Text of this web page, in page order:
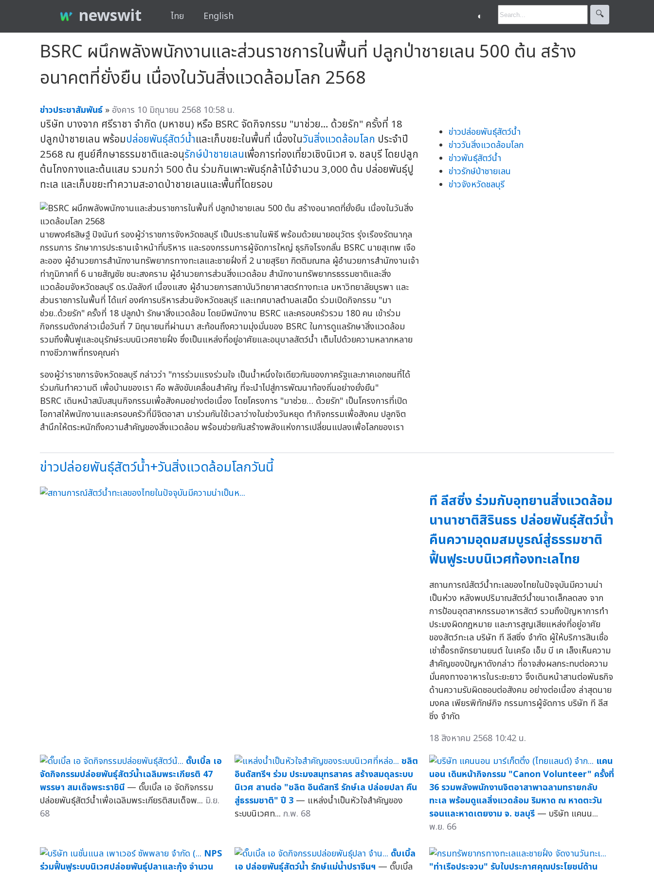
newswit ไทย English ◐ 🔍︎
BSRC ผนึกพลังพนักงานและส่วนราชการในพื้นที่ ปลูกป่าชายเลน 500 ต้น สร้าง
อนาคตที่ยั่งยืน เนื่องในวันสิ่งแวดล้อมโลก 2568
ข่าวประชาสัมพันธ์ » อังคาร 10 มิถุนายน 2568 10:58 น.
บริษัท บางจาก ศรีราชา จำกัด (มหาชน) หรือ BSRC จัดกิจกรรม "มาช่วย… ด้วยรัก" ครั้งที่ 18
ปลูกป่าชายเลน พร้อมปล่อยพันธุ์สัตว์น้ำและเก็บขยะในพื้นที่ เนื่องในวันสิ่งแวดล้อมโลก ประจำปี
2568 ณ ศูนย์ศึกษาธรรมชาติและอนุรักษ์ป่าชายเลนเพื่อการท่องเที่ยวเชิงนิเวศ จ. ชลบุรี โดยปลูก
ต้นโกงกางและต้นแสม รวมกว่า 500 ต้น ร่วมกันเพาะพันธุ์กล้าไม้จำนวน 3,000 ต้น ปล่อยพันธุ์ปู
ทะเล และเก็บขยะทำความสะอาดป่าชายเลนและพื้นที่โดยรอบ
นายพงศ์ธสิษฐ์ ปิจนันท์ รองผู้ว่าราชการจังหวัดชลบุรี เป็นประธานในพิธี พร้อมด้วยนายอนุวัตร รุ่งเรืองรัตนากุล
กรรมการ รักษาการประธานเจ้าหน้าที่บริหาร และรองกรรมการผู้จัดการใหญ่ ธุรกิจโรงกลั่น BSRC นายสุเทพ เจือ
ละออง ผู้อำนวยการสำนักงานทรัพยากรทางทะเลและชายฝั่งที่ 2 นายสุริยา กิตติมณฑล ผู้อำนวยการสำนักงานเจ้า
ท่าภูมิภาคที่ 6 นายสัญชัย ชนะสงคราม ผู้อำนวยการส่วนสิ่งแวดล้อม สำนักงานทรัพยากรธรรมชาติและสิ่ง
แวดล้อมจังหวัดชลบุรี ดร.บัลลังก์ เนื่องแสง ผู้อำนวยการสถาบันวิทยาศาสตร์ทางทะเล มหาวิทยาลัยบูรพา และ
ส่วนราชการในพื้นที่ ได้แก่ องค์การบริหารส่วนจังหวัดชลบุรี และเทศบาลตำบลเสม็ด ร่วมเปิดกิจกรรม "มา
ช่วย..ด้วยรัก" ครั้งที่ 18 ปลูกป่า รักษาสิ่งแวดล้อม โดยมีพนักงาน BSRC และครอบครัวรวม 180 คน เข้าร่วม
กิจกรรมดังกล่าวเมื่อวันที่ 7 มิถุนายนที่ผ่านมา สะท้อนถึงความมุ่งมั่นของ BSRC ในการดูแลรักษาสิ่งแวดล้อม
รวมถึงฟื้นฟูและอนุรักษ์ระบบนิเวศชายฝั่ง ซึ่งเป็นแหล่งที่อยู่อาศัยและอนุบาลสัตว์น้ำ เต็มไปด้วยความหลากหลาย
ทางชีวภาพที่ทรงคุณค่า
รองผู้ว่าราชการจังหวัดชลบุรี กล่าวว่า "การร่วมแรงร่วมใจ เป็นน้ำหนึ่งใจเดียวกันของภาครัฐและภาคเอกชนที่ได้
ร่วมกันทำความดี เพื่อบ้านของเรา คือ พลังขับเคลื่อนสำคัญ ที่จะนำไปสู่การพัฒนาท้องถิ่นอย่างยั่งยืน"
BSRC เดินหน้าสนับสนุนกิจกรรมเพื่อสังคมอย่างต่อเนื่อง โดยโครงการ "มาช่วย… ด้วยรัก" เป็นโครงการที่เปิด
โอกาสให้พนักงานและครอบครัวที่มีจิตอาสา มาร่วมกันใช้เวลาว่างในช่วงวันหยุด ทำกิจกรรมเพื่อสังคม ปลูกจิต
สำนึกให้ตระหนักถึงความสำคัญของสิ่งแวดล้อม พร้อมช่วยกันสร้างพลังแห่งการเปลี่ยนแปลงเพื่อโลกของเรา
ข่าวปล่อยพันธุ์สัตว์น้ำ
ข่าววันสิ่งแวดล้อมโลก
ข่าวพันธุ์สัตว์น้ำ
ข่าวรักษ์ป่าชายเลน
ข่าวจังหวัดชลบุรี
ข่าวปล่อยพันธุ์สัตว์น้ำ+วันสิ่งแวดล้อมโลกวันนี้
ที ลีสซิ่ง ร่วมกับอุทยานสิ่งแวดล้อม
นานาชาติสิรินธร ปล่อยพันธุ์สัตว์น้ำ
คืนความอุดมสมบูรณ์สู่ธรรมชาติ
ฟื้นฟูระบบนิเวศท้องทะเลไทย
สถานการณ์สัตว์น้ำทะเลของไทยในปัจจุบันมีความน่า
เป็นห่วง หลังพบปริมาณสัตว์น้ำขนาดเล็กลดลง จาก
การป้อนอุตสาหกรรมอาหารสัตว์ รวมถึงปัญหาการทำ
ประมงผิดกฎหมาย และการสูญเสียแหล่งที่อยู่อาศัย
ของสัตว์ทะเล บริษัท ที ลีสซิ่ง จำกัด ผู้ให้บริการสินเชื่อ
เช่าซื้อรถจักรยานยนต์ ในเครือ เอ็ม บี เค เล็งเห็นความ
สำคัญของปัญหาดังกล่าว ที่อาจส่งผลกระทบต่อความ
มั่นคงทางอาหารในระยะยาว จึงเดินหน้าสานต่อพันธกิจ
ด้านความรับผิดชอบต่อสังคม อย่างต่อเนื่อง ล่าสุดนาย
มงคล เพียรพิทักษ์กิจ กรรมการผู้จัดการ บริษัท ที ลีส
ซิ่ง จำกัด
18 สิงหาคม 2568 10:42 น.
ดั๊บเบิ้ล เอ
จัดกิจกรรมปล่อยพันธุ์สัตว์น้ำเฉลิมพระเกียรติ 47
พรรษา สมเด็จพระราชินี — ดั๊บเบิ้ล เอ จัดกิจกรรม
ปล่อยพันธุ์สัตว์น้ำเพื่อเฉลิมพระเกียรติสมเด็จพ... มิ.ย.
68
ชลิต
อินดัสทรีฯ ร่วม ประมงสมุทรสาคร สร้างสมดุลระบบ
นิเวศ สานต่อ "ชลิต อินดัสทรี รักษ์เล ปล่อยปลา คืน
สู่ธรรมชาติ" ปี 3 — แหล่งน้ำเป็นหัวใจสำคัญของ
ระบบนิเวศท... ก.พ. 68
แคน
นอน เดินหน้ากิจกรรม "Canon Volunteer" ครั้งที่
36 รวมพลังพนักงานจิตอาสาพาฉลามทรายกลับ
ทะเล พร้อมดูแลสิ่งแวดล้อม ริมหาด ณ หาดตะวัน
รอนและหาดเตยงาม จ. ชลบุรี — บริษัท แคนน...
พ.ย. 66
NPS
ร่วมฟื้นฟูระบบนิเวศปล่อยพันธุ์ปลาและกุ้ง จำนวน
ดั๊บเบิ้ล
เอ ปล่อยพันธุ์สัตว์น้ำ รักษ์แม่น้ำปราจีนฯ — ดั๊บเบิ้ล "ท่าเรือประจวบ" รับใบประกาศคุณประโยชน์ด้าน